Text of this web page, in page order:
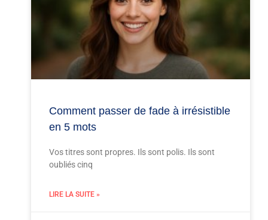
Comment passer de fade à irrésistible
en 5 mots
Vos titres sont propres. Ils sont polis. Ils sont
oubliés cinq
LIRE LA SUITE »